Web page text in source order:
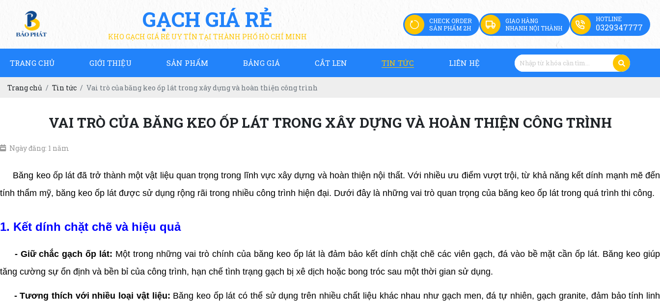
GẠCH GIÁ RẺ
KHO GẠCH GIÁ RẺ UY TÍN TẠI THÀNH PHỐ HỒ CHÍ MINH
CHECK ORDER
SẢN PHẨM 2H
GIAO HÀNG
NHANH NỘI THÀNH
HOTLINE
0329347777
TRANG CHỦ GIỚI THIỆU SẢN PHẨM BẢNG GIÁ CẮT LEN TIN TỨC LIÊN HỆ
Trang chủ Tin tức Vai trò của băng keo ốp lát trong xây dựng và hoàn thiện công trình
VAI TRÒ CỦA BĂNG KEO ỐP LÁT TRONG XÂY DỰNG VÀ HOÀN THIỆN CÔNG TRÌNH
Ngày đăng: 1 năm
Băng keo ốp lát đã trở thành một vật liệu quan trọng trong lĩnh vực xây dựng và hoàn thiện nội thất. Với nhiều ưu điểm vượt trội, từ khả năng kết dính mạnh mẽ đến
tính thẩm mỹ, băng keo ốp lát được sử dụng rộng rãi trong nhiều công trình hiện đại. Dưới đây là những vai trò quan trọng của băng keo ốp lát trong quá trình thi công.
1. Kết dính chặt chẽ và hiệu quả
- Giữ chắc gạch ốp lát: Một trong những vai trò chính của băng keo ốp lát là đảm bảo kết dính chặt chẽ các viên gạch, đá vào bề mặt cần ốp lát. Băng keo giúp
tăng cường sự ổn định và bền bỉ của công trình, hạn chế tình trạng gạch bị xê dịch hoặc bong tróc sau một thời gian sử dụng.
- Tương thích với nhiều loại vật liệu: Băng keo ốp lát có thể sử dụng trên nhiều chất liệu khác nhau như gạch men, đá tự nhiên, gạch granite, đảm bảo tính linh